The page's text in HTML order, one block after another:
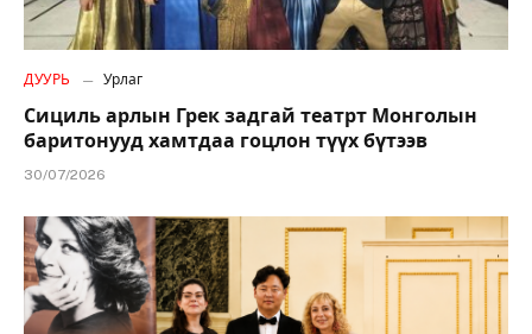
ДУУРЬ Урлаг
Сициль арлын Грек задгай театрт Монголын
баритонууд хамтдаа гоцлон түүх бүтээв
30/07/2026